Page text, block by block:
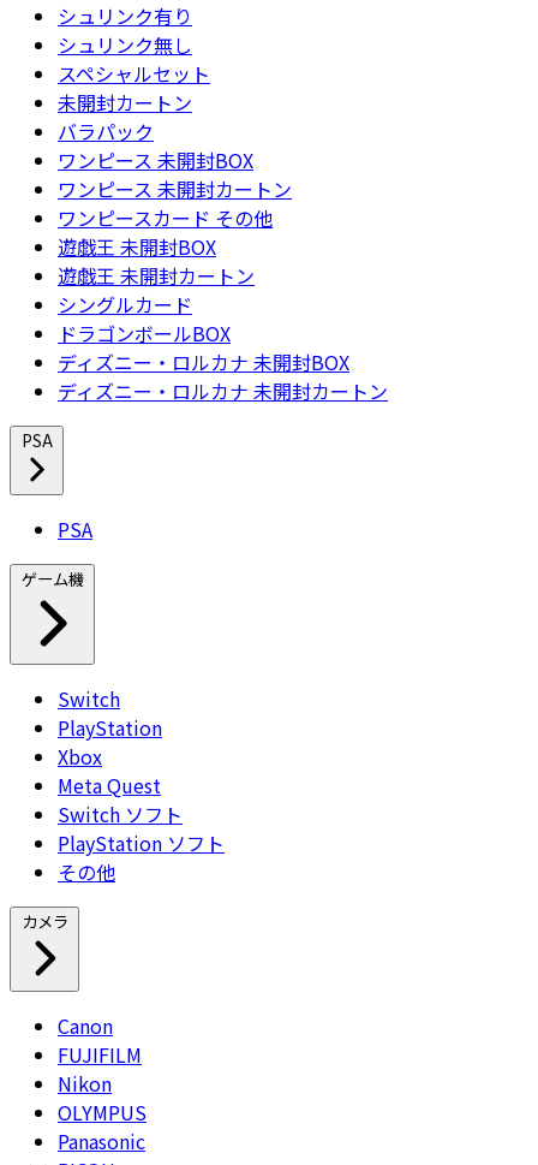
シュリンク有り
シュリンク無し
スペシャルセット
未開封カートン
バラパック
ワンピース 未開封BOX
ワンピース 未開封カートン
ワンピースカード その他
遊戯王 未開封BOX
遊戯王 未開封カートン
シングルカード
ドラゴンボールBOX
ディズニー・ロルカナ 未開封BOX
ディズニー・ロルカナ 未開封カートン
PSA
PSA
ゲーム機
Switch
PlayStation
Xbox
Meta Quest
Switch ソフト
PlayStation ソフト
その他
カメラ
Canon
FUJIFILM
Nikon
OLYMPUS
Panasonic